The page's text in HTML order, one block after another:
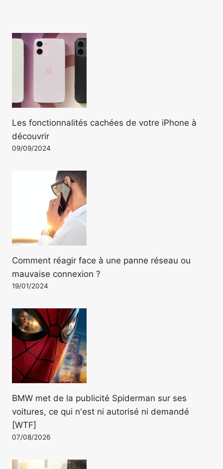
Les fonctionnalités cachées de votre iPhone à
découvrir
09/09/2024
Comment réagir face à une panne réseau ou
mauvaise connexion ?
19/01/2024
BMW met de la publicité Spiderman sur ses
voitures, ce qui n'est ni autorisé ni demandé
[WTF]
07/08/2026